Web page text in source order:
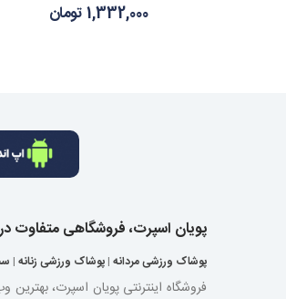
1,332,000 تومان
پویان اسپرت، فروشگاهی متفاوت
پوشاک ورزشی مردانه | پوشاک ورزشی زنانه |
فروشگاه اینترنتی پویان اسپرت،